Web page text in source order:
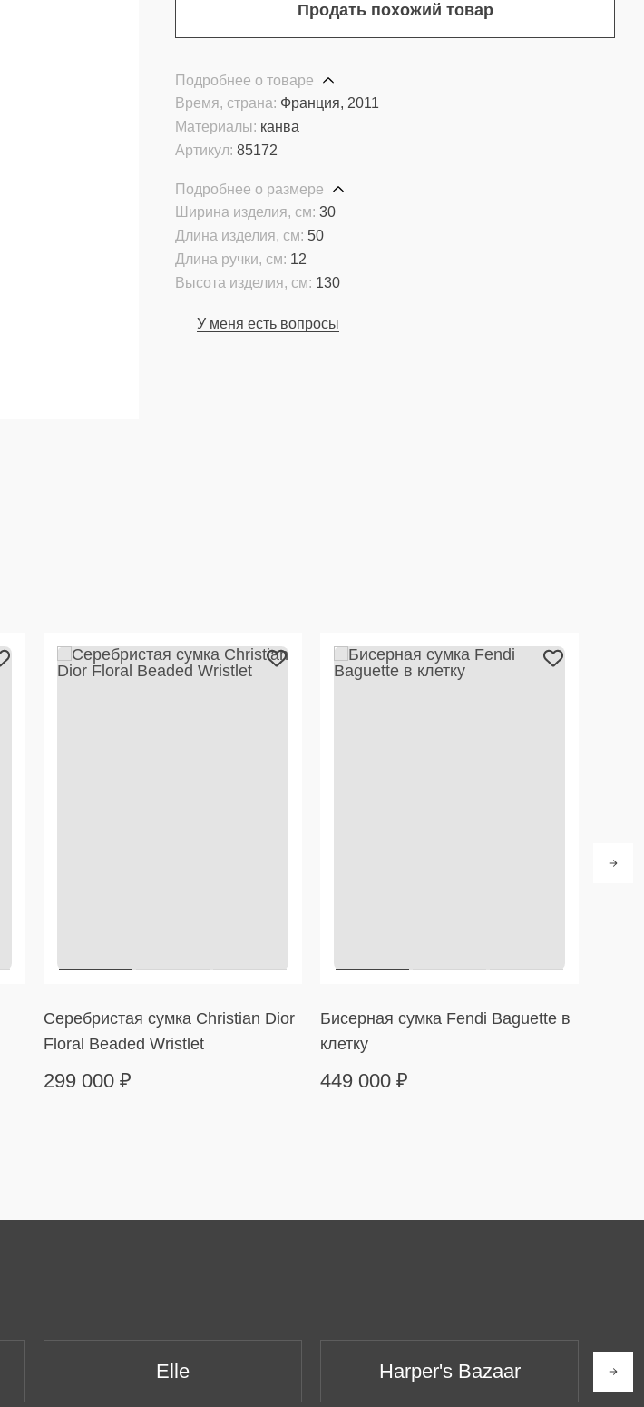
Продать похожий товар
Подробнее о товаре
Материалы: канва
Время, страна: Франция, 2011
Артикул: 85172
Подробнее о размере
Высота изделия, см: 130
Длина ручки, см: 12
Длина изделия, см: 50
Ширина изделия, см: 30
У меня есть вопросы
Серебристая сумка Christian Dior
Floral Beaded Wristlet
299 000 ₽
Бисерная сумка Fendi Baguette в
клетку
449 000 ₽
Elle Harper's Bazaar